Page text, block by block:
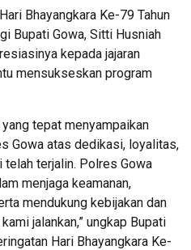
Hari Bhayangkara Ke-79 Tahun
Bupati Gowa, Sitti Husniah
kepada jajaran
mensukseskan program
tepat menyampaikan
Gowa atas dedikasi, loyalitas,
terjalin. Polres Gowa
menjaga keamanan,
mendukung kebijakan dan
jalankan,” ungkap Bupati
Hari Bhayangkara Ke-